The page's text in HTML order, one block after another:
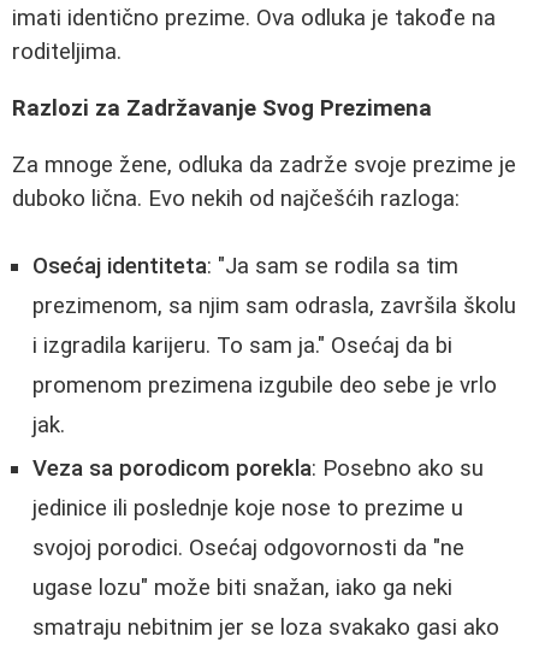
imati identično prezime. Ova odluka je takođe na
roditeljima.
Razlozi za Zadržavanje Svog Prezimena
Za mnoge žene, odluka da zadrže svoje prezime je
duboko lična. Evo nekih od najčešćih razloga:
Osećaj identiteta: "Ja sam se rodila sa tim
prezimenom, sa njim sam odrasla, završila školu
i izgradila karijeru. To sam ja." Osećaj da bi
promenom prezimena izgubile deo sebe je vrlo
jak.
Veza sa porodicom porekla: Posebno ako su
jedinice ili poslednje koje nose to prezime u
svojoj porodici. Osećaj odgovornosti da "ne
ugase lozu" može biti snažan, iako ga neki
smatraju nebitnim jer se loza svakako gasi ako